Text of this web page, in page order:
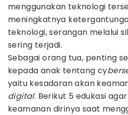
menggunakan teknologi
meningkatnya
teknologi, serangan melalui
sering terjadi.
Sebagai orang tua, penting
kepada anak tentang cy
yaitu kesadaran akan
digital. Berikut 5 edukasi
keamanan dirinya saat